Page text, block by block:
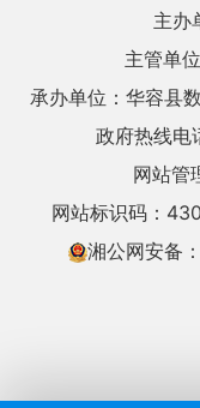
主办
主管单
承办单位：华容县
政府热线电
网站管
网站标识码：
湘公网安备